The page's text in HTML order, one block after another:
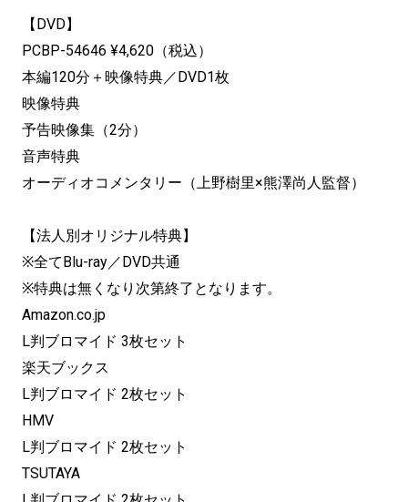
【DVD】
PCBP-54646 ¥4,620（税込）
本編120分＋映像特典／DVD1枚
映像特典
予告映像集（2分）
音声特典
オーディオコメンタリー（上野樹里×熊澤尚人監督）
【法人別オリジナル特典】
※全てBlu-ray／DVD共通
※特典は無くなり次第終了となります。
Amazon.co.jp
L判ブロマイド 3枚セット
楽天ブックス
L判ブロマイド 2枚セット
HMV
L判ブロマイド 2枚セット
TSUTAYA